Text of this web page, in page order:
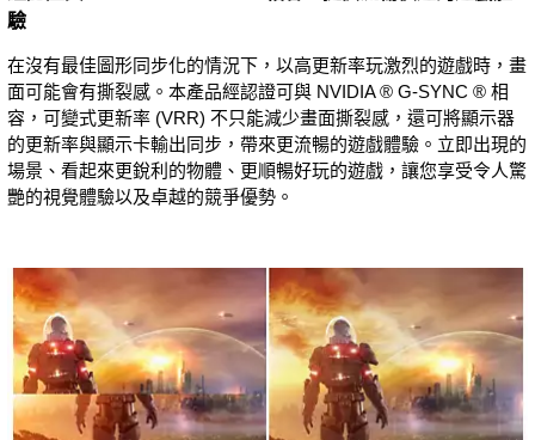
驗
在沒有最佳圖形同步化的情況下，以高更新率玩激烈的遊戲時，畫
面可能會有撕裂感。本產品經認證可與 NVIDIA ® G-SYNC ® 相
容，可變式更新率 (VRR) 不只能減少畫面撕裂感，還可將顯示器
的更新率與顯示卡輸出同步，帶來更流暢的遊戲體驗。立即出現的
場景、看起來更銳利的物體、更順暢好玩的遊戲，讓您享受令人驚
艷的視覺體驗以及卓越的競爭優勢。